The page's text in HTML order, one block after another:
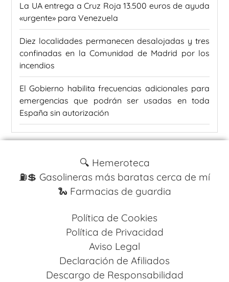
La UA entrega a Cruz Roja 13.500 euros de ayuda
«urgente» para Venezuela
Diez localidades permanecen desalojadas y tres
confinadas en la Comunidad de Madrid por los
incendios
El Gobierno habilita frecuencias adicionales para
emergencias que podrán ser usadas en toda
España sin autorización
🔍 Hemeroteca
⛽️💲 Gasolineras más baratas cerca de mí
🐍 Farmacias de guardia
Política de Cookies
Política de Privacidad
Aviso Legal
Declaración de Afiliados
Descargo de Responsabilidad